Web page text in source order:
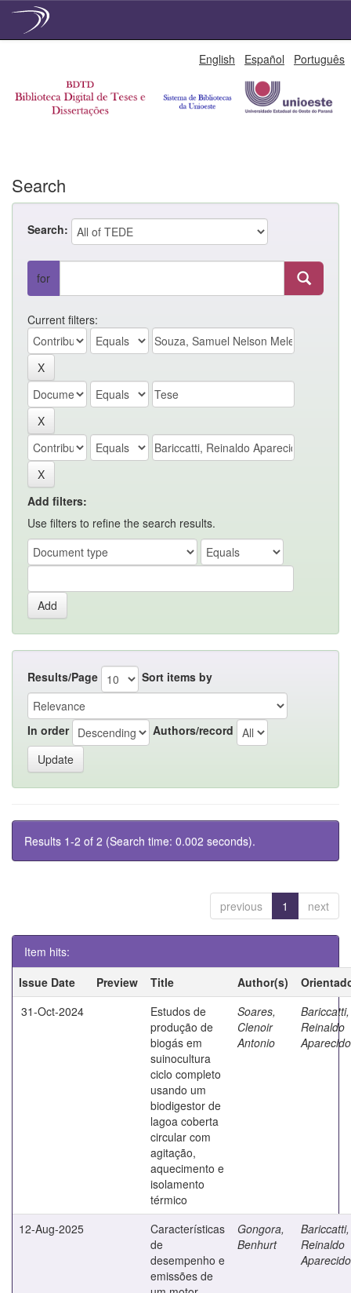
English Español Português
Search
Search:
for
Current filters:
Add filters:
Use filters to refine the search results.
Results/Page Sort items by
In order Authors/record
Results 1-2 of 2 (Search time: 0.002 seconds).
previous 1 next
Item hits:
Issue Date
Preview Title Author(s)
31-Oct-2024
Estudos de
produção de
biogás em
suinocultura
ciclo completo
usando um
biodigestor de
lagoa coberta
circular com
agitação,
aquecimento e
isolamento
térmico
Soares,
Clenoir
Antonio
Bariccatti,
Reinaldo
Aparecido
12-Aug-2025
Características
de
desempenho e
emissões de
Gongora,
Benhurt
Bariccatti,
Reinaldo
Aparecido